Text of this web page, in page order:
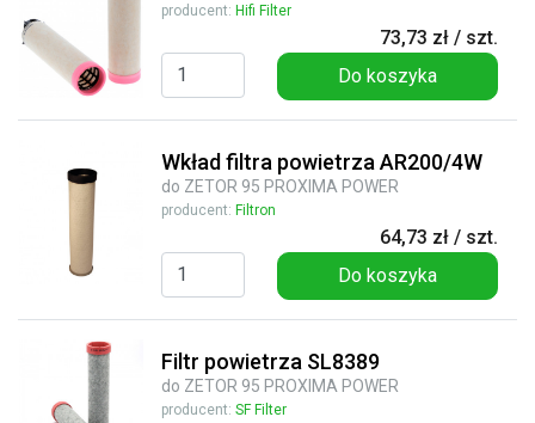
producent: Hifi Filter
73,73 zł / szt.
Do koszyka
Wkład filtra powietrza AR200/4W
do ZETOR 95 PROXIMA POWER
producent: Filtron
64,73 zł / szt.
Do koszyka
Filtr powietrza SL8389
do ZETOR 95 PROXIMA POWER
producent: SF Filter